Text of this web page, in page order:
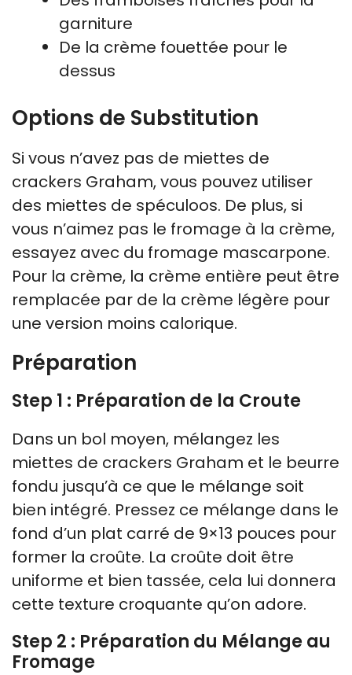
garniture
De la crème fouettée pour le
dessus
Options de Substitution
Si vous n’avez pas de miettes de
crackers Graham, vous pouvez utiliser
des miettes de spéculoos. De plus, si
vous n’aimez pas le fromage à la crème,
essayez avec du fromage mascarpone.
Pour la crème, la crème entière peut être
remplacée par de la crème légère pour
une version moins calorique.
Préparation
Step 1 : Préparation de la Croute
Dans un bol moyen, mélangez les
miettes de crackers Graham et le beurre
fondu jusqu’à ce que le mélange soit
bien intégré. Pressez ce mélange dans le
fond d’un plat carré de 9×13 pouces pour
former la croûte. La croûte doit être
uniforme et bien tassée, cela lui donnera
cette texture croquante qu’on adore.
Step 2 : Préparation du Mélange au
Fromage